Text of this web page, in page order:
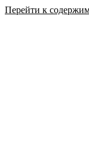
Перейти к